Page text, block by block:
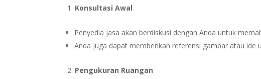
Konsultasi Awal
Penyedia jasa akan berdiskusi dengan Anda untuk
Anda juga dapat memberikan referensi gambar atau
Pengukuran Ruangan